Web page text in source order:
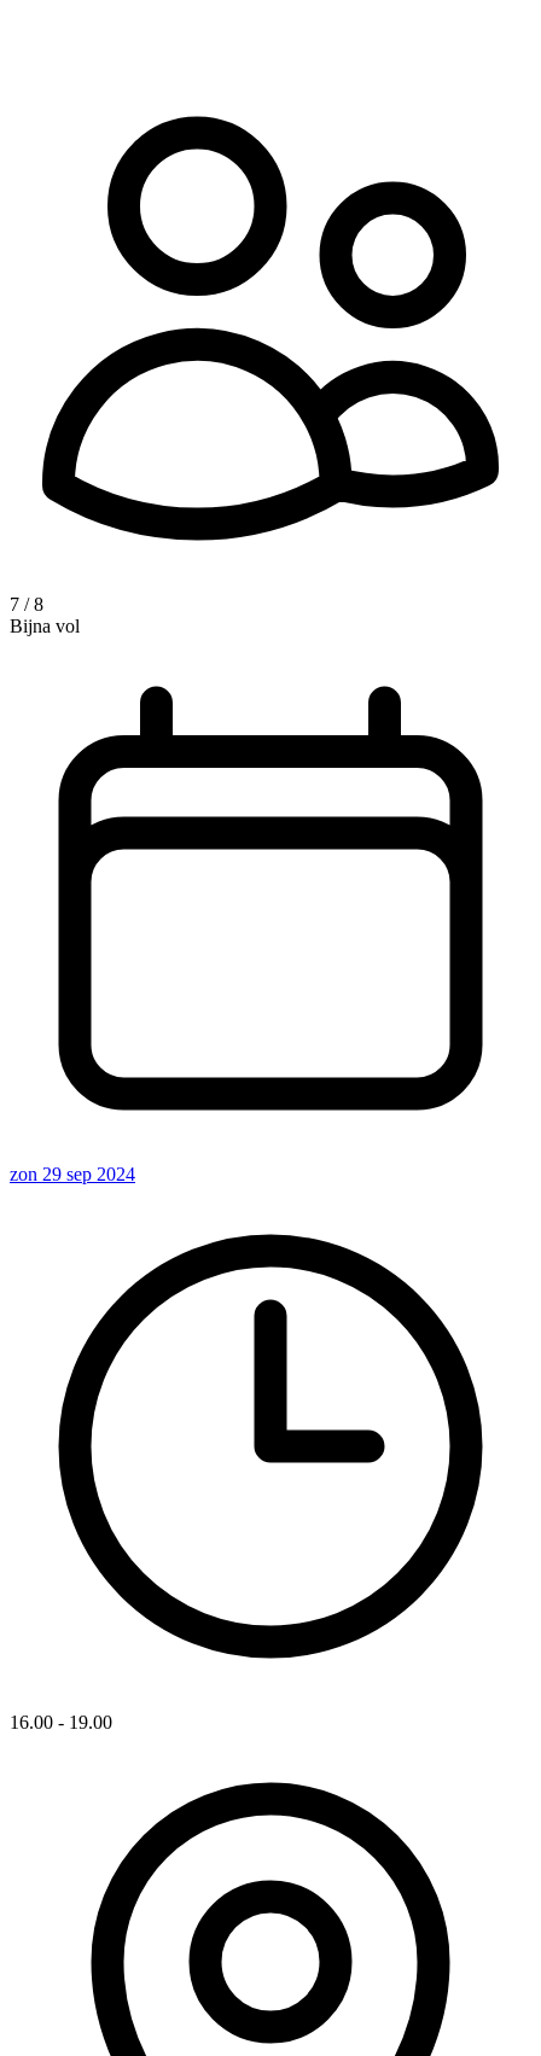
7 / 8
Bijna vol
zon 29 sep 2024
16.00 - 19.00